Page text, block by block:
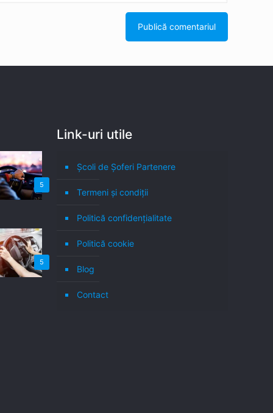
5
5
Link-uri utile
Școli de Șoferi Partenere
Termeni şi condiţii
Politică confidenţialitate
Politică cookie
Blog
Contact